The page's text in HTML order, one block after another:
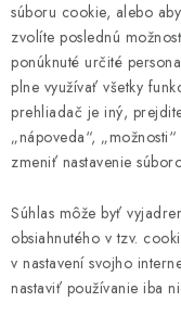
súboru cookie, alebo
zvolíte poslednú
ponúknuté určité
plne využívať všetky
prehliadač je iný,
„nápoveda“,
zmeniť nastavenie
Súhlas môže byť
obsiahnutého v tzv.
v nastavení svojho
nastaviť používanie iba